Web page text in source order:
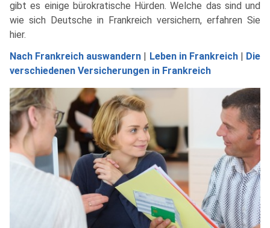
gibt es einige bürokratische Hürden. Welche das sind und
wie sich Deutsche in Frankreich versichern, erfahren Sie
hier.
Nach Frankreich auswandern | Leben in Frankreich| Die
verschiedenen Versicherungen in Frankreich